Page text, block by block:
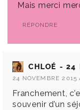
Mais merci
RÉPONDRE
CHLOÉ - 24
24 NOVEMBRE 2015
Franchement,
souvenir d’un